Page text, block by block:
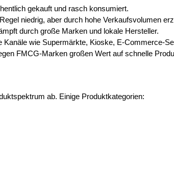
gekauft und rasch konsumiert.
niedrig, aber durch hohe Verkaufsvolumen
durch große Marken und lokale Hersteller.
Kanäle wie Supermärkte, Kioske, E-Commerce-
FMCG-Marken großen Wert auf schnelle
ab. Einige Produktkategorien: